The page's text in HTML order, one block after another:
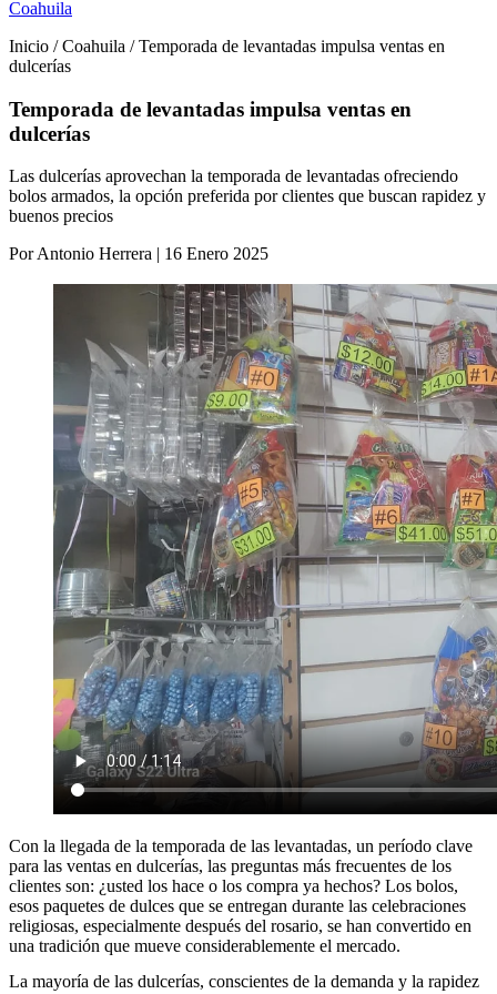
Coahuila
Inicio / Coahuila / Temporada de levantadas impulsa ventas en
dulcerías
Temporada de levantadas impulsa ventas en
dulcerías
Las dulcerías aprovechan la temporada de levantadas ofreciendo
bolos armados, la opción preferida por clientes que buscan rapidez y
buenos precios
Por Antonio Herrera | 16 Enero 2025
Con la llegada de la temporada de las levantadas, un período clave
para las ventas en dulcerías, las preguntas más frecuentes de los
clientes son: ¿usted los hace o los compra ya hechos? Los bolos,
esos paquetes de dulces que se entregan durante las celebraciones
religiosas, especialmente después del rosario, se han convertido en
una tradición que mueve considerablemente el mercado.
La mayoría de las dulcerías, conscientes de la demanda y la rapidez